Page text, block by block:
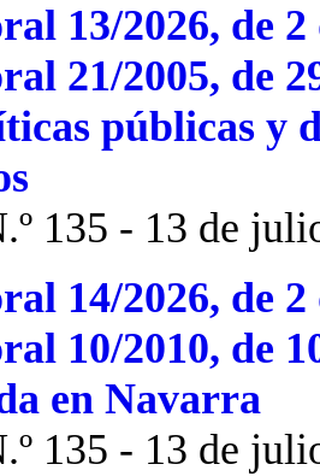
13/2026, de
21/2005, de
públicas y
135 - 13 de
14/2026, de
10/2010, de
en Navarra
135 - 13 de